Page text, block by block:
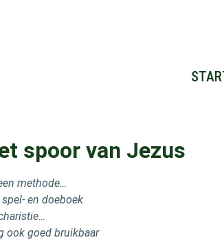
spoor van Jezus
methode…
spel- en doeboek
ook goed bruikbaar